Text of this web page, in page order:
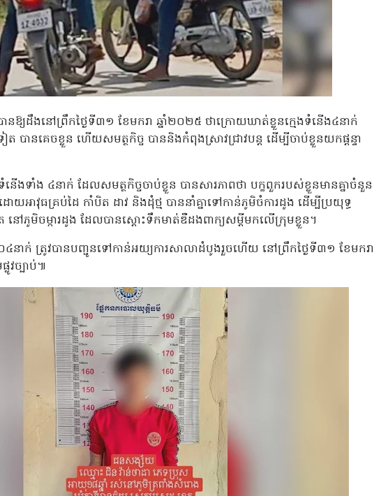
ឱ្យដឹងនៅព្រឹកថ្ងៃទី៣១ ខែមករា ឆ្នាំ២០២៥ ថាក្រោយឃាត់ខ្លួនក្មេងទំនើង៤នាក់
បានគេចខ្លួន ហើយសមត្ថកិច្ច បាននិងកំពុងស្រាវជ្រាវបន្ត ដើម្បីចាប់ខ្លួនយកផ្តន្ទា
ើងទាំង ៤នាក់ ដែលសមត្ថកិច្ចចាប់ខ្លួន បានសារភាពថា បក្ខពួករបស់ខ្លួនមានគ្នាចំនួន
អាវុធគ្រប់ដៃ កាំបិត ដាវ និងដុំថ្ម បាននាំគ្នាទៅកាន់ភូមិចំការដូង ដើម្បីប្រយុទ្ធ
ៅភូមិចម្ការដូង ដែលបានស្តោះទឹកមាត់ឌឺដងពាក្យសម្ដីមកលើក្រុមខ្លួន។
០៤នាក់ ត្រូវបានបញ្ជូនទៅកាន់អយ្យការសាលាដំបូងរួចហើយ នៅព្រឹកថ្ងៃទី៣១ ខែមករា
វច្បាប់៕